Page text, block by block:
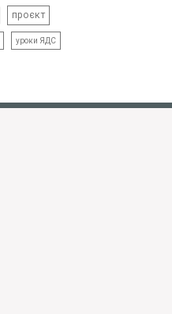
проєкт
уроки ЯДС